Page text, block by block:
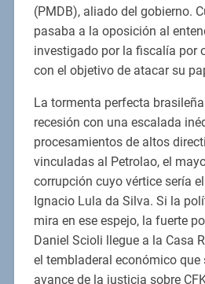
(PMDB), aliado del gobierno.
pasaba a la oposición al
investigado por la fiscalía por
con el objetivo de atacar su
La tormenta perfecta
recesión con una escalada
procesamientos de altos
vinculadas al Petrolao, el
corrupción cuyo vértice sería
Ignacio Lula da Silva. Si la
mira en ese espejo, la fuerte
Daniel Scioli llegue a la Casa
el tembladeral económico que
avance de la justicia sobre